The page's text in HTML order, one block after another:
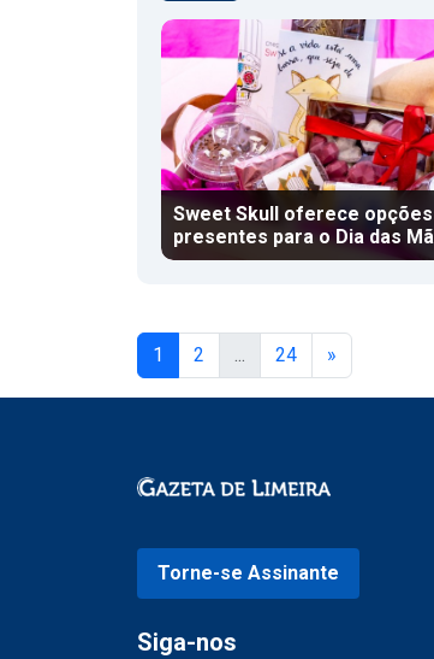
Sweet Skull oferece
presentes para o Dia das
1 2 ... 24 »
Torne-se Assinante
Siga-nos